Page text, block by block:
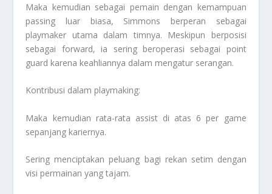
Maka kemudian sebagai pemain dengan kemampuan
passing luar biasa, Simmons berperan sebagai
playmaker utama dalam timnya. Meskipun berposisi
sebagai forward, ia sering beroperasi sebagai point
guard karena keahliannya dalam mengatur serangan.
Kontribusi dalam playmaking:
Maka kemudian rata-rata assist di atas 6 per game
sepanjang kariernya.
Sering menciptakan peluang bagi rekan setim dengan
visi permainan yang tajam.